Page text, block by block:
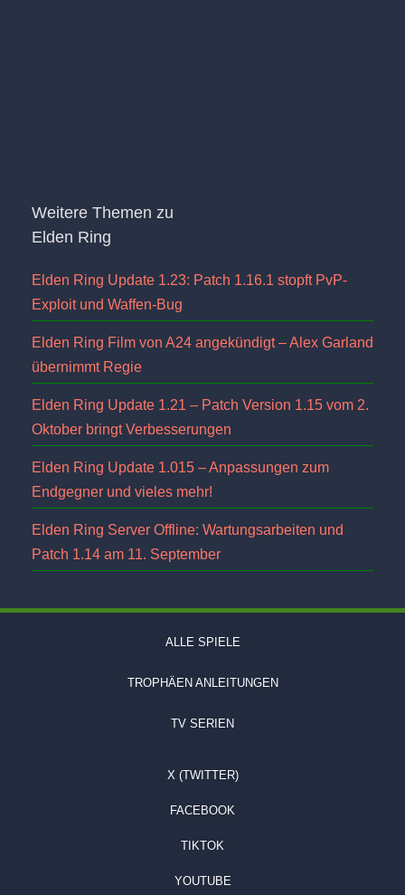
Weitere Themen zu
Elden Ring
Elden Ring Update 1.23: Patch 1.16.1 stopft PvP-
Exploit und Waffen-Bug
Elden Ring Film von A24 angekündigt – Alex Garland
übernimmt Regie
Elden Ring Update 1.21 – Patch Version 1.15 vom 2.
Oktober bringt Verbesserungen
Elden Ring Update 1.015 – Anpassungen zum
Endgegner und vieles mehr!
Elden Ring Server Offline: Wartungsarbeiten und
Patch 1.14 am 11. September
ALLE SPIELE
TROPHÄEN ANLEITUNGEN
TV SERIEN
X (TWITTER)
FACEBOOK
TIKTOK
YOUTUBE